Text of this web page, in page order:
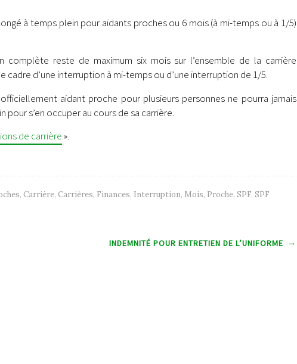
à temps plein pour aidants proches ou 6 mois (à mi-temps ou à 1/5)
reste de maximum six mois sur l’ensemble de la carrière
cadre d’une interruption à mi-temps ou d’une interruption de 1/5.
aidant proche pour plusieurs personnes ne pourra jamais
s’en occuper au cours de sa carrière.
de carrière».
, Carrière, Carrières, Finances, Interruption, Mois, Proche, SPF, SPF
INDEMNITÉ POUR ENTRETIEN DE L’UNIFORME →